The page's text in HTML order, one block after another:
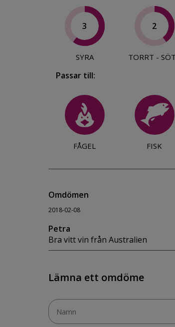
3
SYRA
2
TORRT -
Passar till:
FÅGEL FISK
Omdömen
2018-02-08
Petra
Bra vitt vin från Australien
Lämna ett omdöme